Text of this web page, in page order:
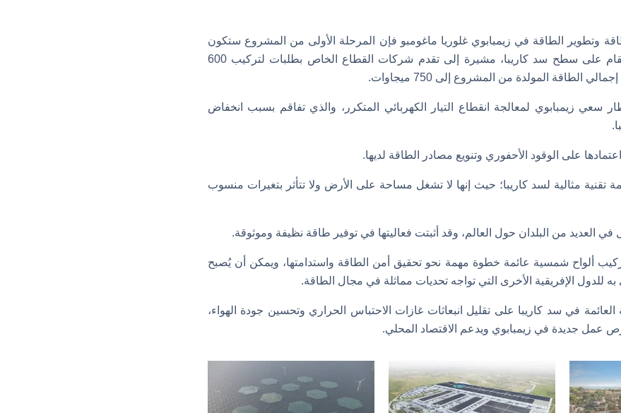
وتطوير الطاقة في زيمبابوي غلوريا ماغومبو فإن المرحلة الأولى من المشروع ستكون
بقدرة 150 ميجاوات، وستُقام على سطح سد كاريبا، مشيرة إلى تقدم شركات القطاع الخاص بطلبات لتركيب 600
الطاقة المولدة من المشروع إلى 750 ميجاوات.
سعي زيمبابوي لمعالجة انقطاع التيار الكهربائي المتكرر، والذي تفاقم بسبب انخفاض
على الوقود الأحفوري وتنويع مصادر الطاقة لديها.
تقنية مثالية لسد كاريبا؛ حيث إنها لا تشغل مساحة على الأرض ولا تتأثر بتغيرات منسوب
في العديد من البلدان حول العالم، وقد أثبتت فعاليتها في توفير طاقة نظيفة وموثوقة.
ألواح شمسية عائمة خطوة مهمة نحو تحقيق أمن الطاقة واستدامتها، ويمكن أن يُصبح
للدول الإفريقية الأخرى التي تواجه تحديات مماثلة في مجال الطاقة.
في سد كاريبا على تقليل انبعاثات غازات الاحتباس الحراري وتحسين جودة الهواء،
عمل جديدة في زيمبابوي ويدعم الاقتصاد المحلي.